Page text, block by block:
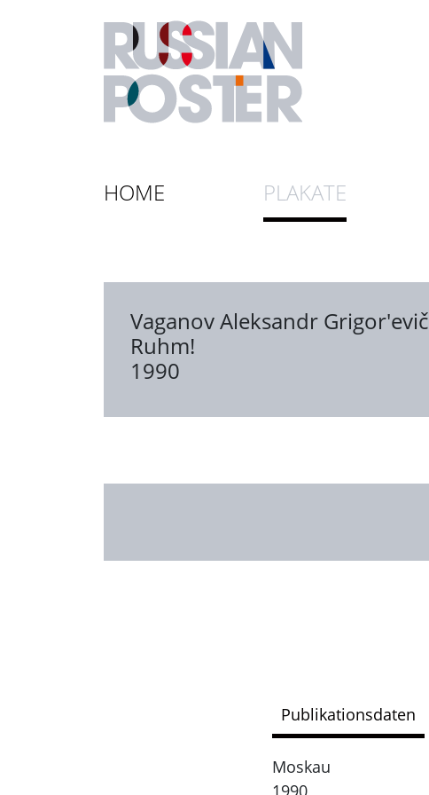
HOME PLAKATE
Vaganov Aleksandr Grigor'evič
Ruhm!
1990
Publikationsdaten
Moskau
1990